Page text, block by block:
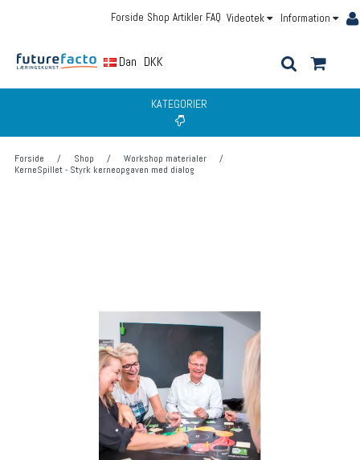
Information
Videotek
FAQ
Artikler
Shop
Forside
DanskDKK
KATEGORIER
Forside / Shop / Workshop materialer
/
KerneSpillet - Styrk kerneopgaven med dialog